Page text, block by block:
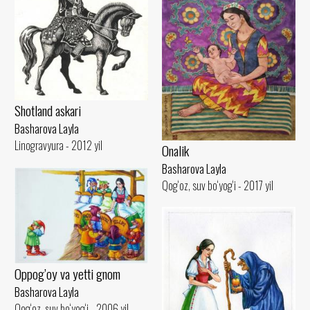
Shotland askari
Basharova Layla
Linogravyura - 2012 yil
Onalik
Basharova Layla
Qog‘oz, suv bo‘yog‘i - 2017 yil
Oppog’oy va yetti gnom
Basharova Layla